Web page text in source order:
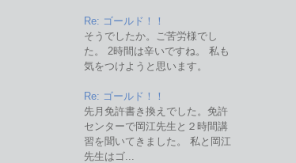
Re: ゴールド！！
そうでしたか。ご苦労様でし
た。 2時間は辛いですね。 私も
気をつけようと思います。
Re: ゴールド！！
先月免許書き換えでした。免許
センターで岡江先生と２時間講
習を聞いてきました。 私と岡江
先生はゴ...